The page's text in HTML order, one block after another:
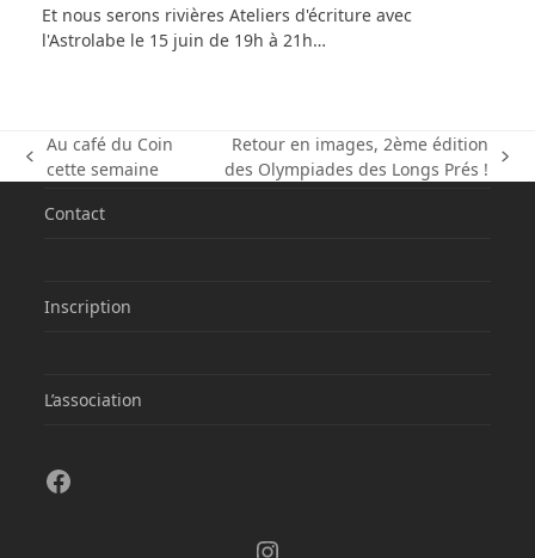
Et nous serons rivières Ateliers d'écriture avec
l'Astrolabe le 15 juin de 19h à 21h…
previous
Au café du Coin
cette semaine
next
Retour en images, 2ème édition
des Olympiades des Longs Prés !
Contact
Inscription
L’association
Facebook
Instagram